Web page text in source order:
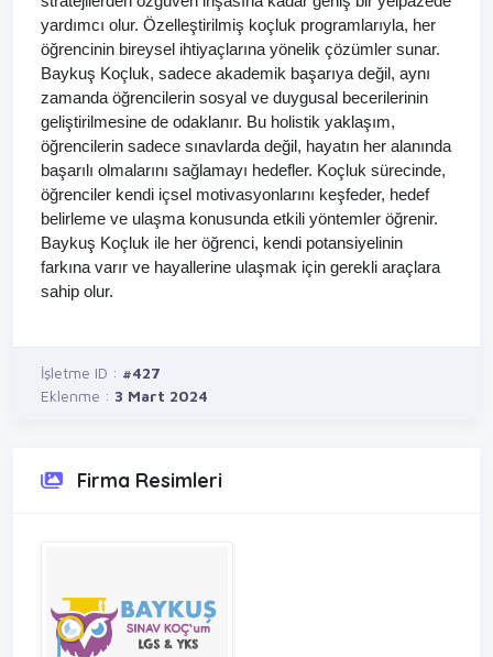
yardımcı olur. Özelleştirilmiş koçluk programlarıyla, her
öğrencinin bireysel ihtiyaçlarına yönelik çözümler sunar.
Baykuş Koçluk, sadece akademik başarıya değil, aynı
zamanda öğrencilerin sosyal ve duygusal becerilerinin
geliştirilmesine de odaklanır. Bu holistik yaklaşım,
öğrencilerin sadece sınavlarda değil, hayatın her alanında
başarılı olmalarını sağlamayı hedefler. Koçluk sürecinde,
öğrenciler kendi içsel motivasyonlarını keşfeder, hedef
belirleme ve ulaşma konusunda etkili yöntemler öğrenir.
Baykuş Koçluk ile her öğrenci, kendi potansiyelinin
farkına varır ve hayallerine ulaşmak için gerekli araçlara
sahip olur.
İşletme ID : #427
Eklenme : 3 Mart 2024
Firma Resimleri